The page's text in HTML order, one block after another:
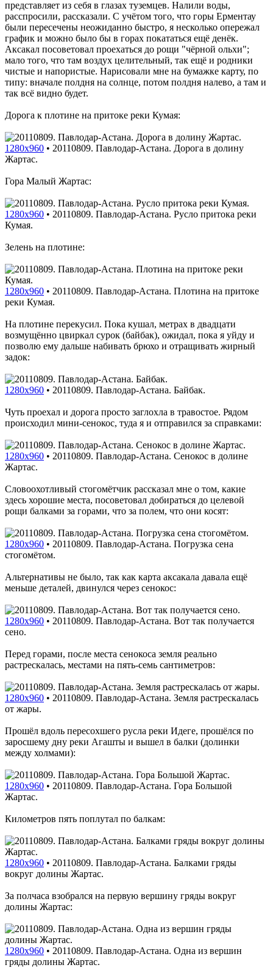
представляет из себя в глазах туземцев. Налили воды,
расспросили, рассказали. С учётом того, что горы Ерментау
были пересечены неожиданно быстро, я несколько опережал
график и можно было бы в горах покататься ещё денёк.
Аксакал посоветовал проехаться до рощи "чёрной ольхи";
мало того, что там воздух целительный, так ещё и родники
чистые и напористые. Нарисовали мне на бумажке карту, по
типу: вначале полдня на солнце, потом полдня налево, а там и
так всё видно будет.
Дорога к плотине на притоке реки Кумая:
1280x960 • 20110809. Павлодар-Астана. Дорога в долину
Жартас.
Гора Малый Жартас:
1280x960 • 20110809. Павлодар-Астана. Русло притока реки
Кумая.
Зелень на плотине:
1280x960 • 20110809. Павлодар-Астана. Плотина на притоке
реки Кумая.
На плотине перекусил. Пока кушал, метрах в двадцати
возмущённо цвиркал сурок (байбак), ожидал, пока я уйду и
позволю ему дальше набивать брюхо и отращивать жирный
задок:
1280x960 • 20110809. Павлодар-Астана. Байбак.
Чуть проехал и дорога просто заглохла в травостое. Рядом
происходил мини-сенокос, туда я и отправился за справками:
1280x960 • 20110809. Павлодар-Астана. Сенокос в долине
Жартас.
Словоохотливый стогомётчик рассказал мне о том, какие
здесь хорошие места, посоветовал добираться до целевой
рощи балками за горами, что за полем, что они косят:
1280x960 • 20110809. Павлодар-Астана. Погрузка сена
стогомётом.
Альтернативы не было, так как карта аксакала давала ещё
меньше деталей, двинулся через сенокос:
1280x960 • 20110809. Павлодар-Астана. Вот так получается
сено.
Перед горами, после места сенокоса земля реально
растрескалась, местами на пять-семь сантиметров:
1280x960 • 20110809. Павлодар-Астана. Земля растрескалась
от жары.
Прошёл вдоль пересохшего русла реки Идеге, прошёлся по
заросшему дну реки Агашты и вышел в балки (долинки
между холмами):
1280x960 • 20110809. Павлодар-Астана. Гора Большой
Жартас.
Километров пять поплутал по балкам:
1280x960 • 20110809. Павлодар-Астана. Балками гряды
вокруг долины Жартас.
За полчаса взобрался на первую вершину гряды вокруг
долины Жартас:
1280x960 • 20110809. Павлодар-Астана. Одна из вершин
гряды долины Жартас.